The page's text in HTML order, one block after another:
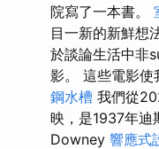
院寫了一本書。
目一新的新鮮想
於談論生活中非
影。 這些電影使
鋼水槽 我們從
映，是1937年迪
Downey 響應式